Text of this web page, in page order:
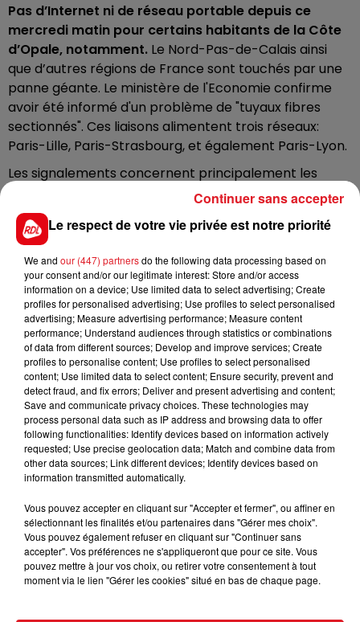
Pas d’Internet ni de réseau portable depuis ce
mercredi matin pour certains habitants de la Côte
d’Opale, notamment. Le Nord-Pas-de-Calais ainsi
que d’autres régions de France sont touchés par une
panne géante. Le ministère de l'Economie confirme
avoir été informé d'un problème de "tuyaux fibres
sectionnés". Ces liaisons alimentent trois réseaux:
Paris-Lille, Paris-Strasbourg, et également Paris-Lyon.
Les signalements concernent principalement les
abonnés de SFR et Free, impactés par ces câbles
fibre optiques coupés la nuit dernière. La panne est en
cours de résolution, selon les opérateurs. Les enquêtes
de police sont en cours pour découvrir l’origine de ces
actes malveillants.
FIL D'ACTUS
15 juillet 2026
BÉTHUNE: ENQUÊTE POUR HOMICIDE
VOLONTAIRE EN COURS, APRÈS LA...
Selon les premiers éléments, le logement servait
à des prostituées
Le respect de votre vie privée est notre priorité
We and our (447) partnersdo the following data processing based on
your consent and/or our legitimate interest: Store and/or access
information on a device; Use limited data to select advertising; Create
profiles for personalised advertising; Use profiles to select personalised
advertising; Measure advertising performance; Measure content
performance; Understand audiences through statistics or combinations
of data from different sources; Develop and improve services; Create
profiles to personalise content; Use profiles to select personalised
content; Use limited data to select content; Ensure security, prevent and
detect fraud, and fix errors; Deliver and present advertising and content;
Save and communicate privacy choices. These technologies may
process personal data such as IP address and browsing data to offer
following functionalities: Identify devices based on information actively
requested; Use precise geolocation data; Match and combine data from
other data sources; Link different devices; Identify devices based on
information transmitted automatically.
Vous pouvez accepter en cliquant sur "Accepter et fermer", ou affiner en
sélectionnant les finalités et/ou partenaires dans "Gérer mes choix".
Vous pouvez également refuser en cliquant sur "Continuer sans
accepter". Vos préférences ne s'appliqueront que pour ce site. Vous
pouvez mettre à jour vos choix, ou retirer votre consentement à tout
moment via le lien "Gérer les cookies" situé en bas de chaque page.
Continuer sans accepter